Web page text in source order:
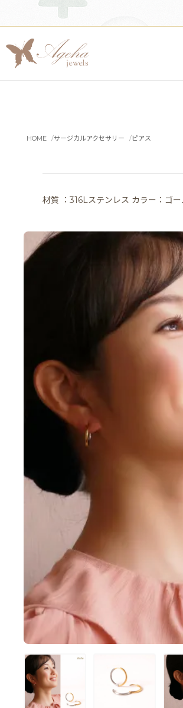
HOME サージカルアクセサリー ピアス
材質 ：316Lステンレス カラー：ゴ